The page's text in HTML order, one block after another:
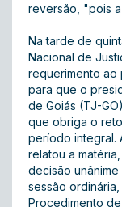
reversão, "pois
Na tarde de
Nacional de
requerimento ao
para que o
de Goiás (TJ-
que obriga o
período integral.
relatou a
decisão
sessão
Procedimento